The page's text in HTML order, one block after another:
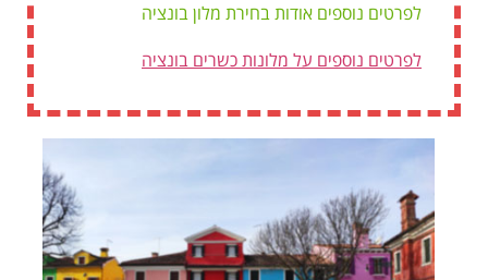
לפרטים נוספים אודות בחירת מלון בונציה
לפרטים נוספים על מלונות כשרים בונציה